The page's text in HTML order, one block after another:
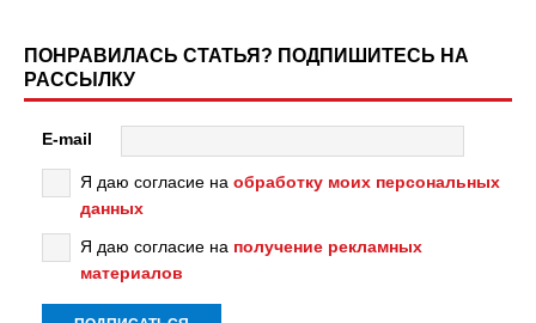
ПОНРАВИЛАСЬ СТАТЬЯ? ПОДПИШИТЕСЬ НА
РАССЫЛКУ
E-mail
Я даю согласие на обработку моих персональных
данных
Я даю согласие на получение рекламных
материалов